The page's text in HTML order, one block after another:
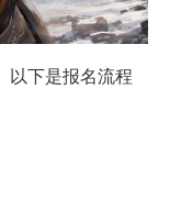
以下是报名流程